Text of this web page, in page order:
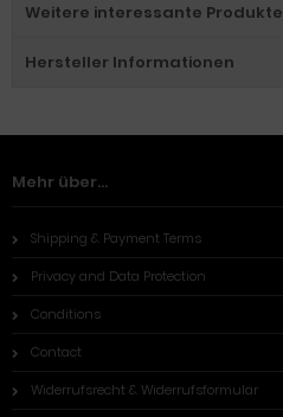
Weitere interessante Produkte
Hersteller Informationen
Mehr über...
Shipping & Payment Terms
Privacy and Data Protection
Conditions
Contact
Widerrufsrecht & Widerrufsformular